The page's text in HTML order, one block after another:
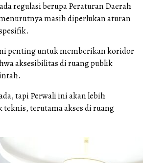
regulasi berupa Peraturan Daerah
masih diperlukan aturan
penting untuk memberikan koridor
aksesibilitas di ruang publik
tapi Perwali ini akan lebih
teknis, terutama akses di ruang